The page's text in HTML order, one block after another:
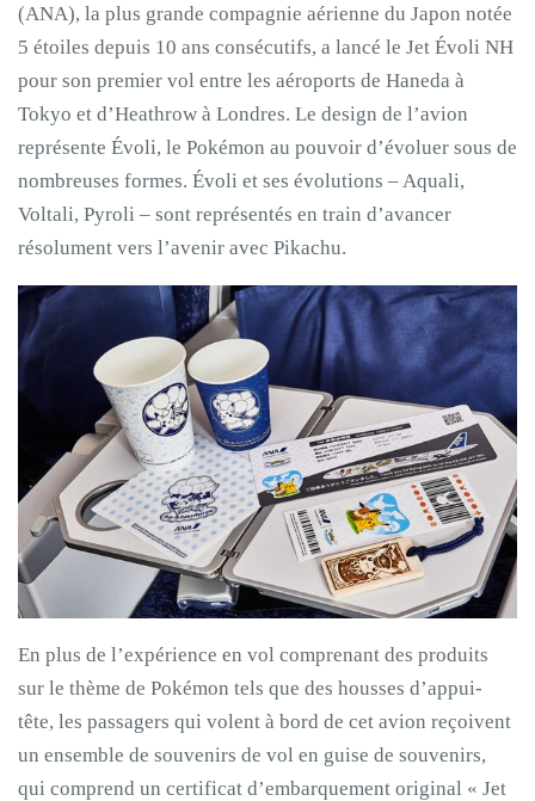
(ANA), la plus grande compagnie aérienne du Japon notée
5 étoiles depuis 10 ans consécutifs, a lancé le Jet Évoli NH
pour son premier vol entre les aéroports de Haneda à
Tokyo et d’Heathrow à Londres. Le design de l’avion
représente Évoli, le Pokémon au pouvoir d’évoluer sous de
nombreuses formes. Évoli et ses évolutions – Aquali,
Voltali, Pyroli – sont représentés en train d’avancer
résolument vers l’avenir avec Pikachu.
En plus de l’expérience en vol comprenant des produits
sur le thème de Pokémon tels que des housses d’appui-
tête, les passagers qui volent à bord de cet avion reçoivent
un ensemble de souvenirs de vol en guise de souvenirs,
qui comprend un certificat d’embarquement original « Jet